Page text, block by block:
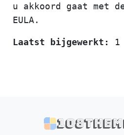
u akkoord gaat met
EULA.
Laatst bijgewerkt: 1